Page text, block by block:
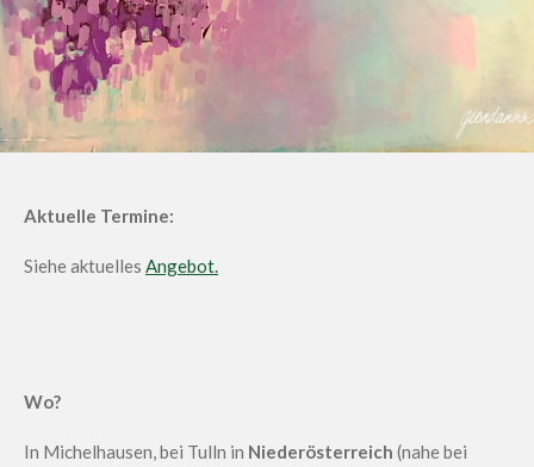
Aktuelle Termine:
Siehe aktuelles Angebot.
Wo?
In Michelhausen, bei Tulln in Niederösterreich (nahe bei